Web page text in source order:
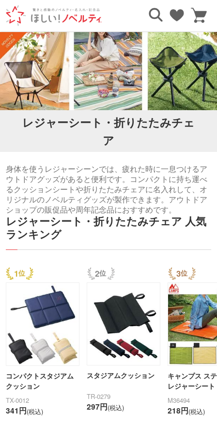
TOP アウトドア・レジャーグッズ レジャーシート・折りたたみチェア
レジャーシート・折りたたみチェ
ア
身体を使うレジャーシーンでは、疲れた時に一息つけるア
ウトドアグッズがあると便利です。コンパクトに持ち運べ
るクッションシートや折りたたみチェアに名入れして、オ
リジナルのノベルティグッズが製作できます。アウトドア
ショップの販促品や周年記念品におすすめです。
レジャーシート・折りたたみチェア 人気
ランキング
1
コンパクトスタジアム
クッション
TX-0012
341円(税込)
2
スタジアムクッション
TR-0279
297円(税込)
3
キャンプス ス
レジャーシート
M36494
218円(税込)